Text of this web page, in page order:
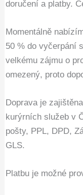
doručení a platby.
Momentálně
50 % do vyčerpání
velkému zájmu o
omezený, proto
Doprava je
kurýrních služeb v
pošty, PPL, DPD,
GLS.
Platbu je možné